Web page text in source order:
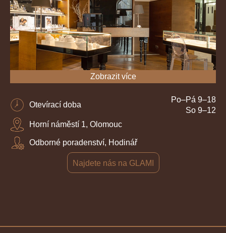
Zobrazit více
Otevírací doba
Po–Pá 9–18
So 9–12
Horní náměstí 1, Olomouc
Odborné poradenství, Hodinář
Najdete nás na GLAMI